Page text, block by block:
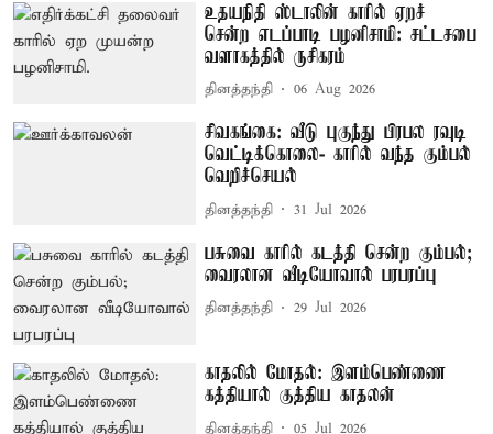
உதயநிதி ஸ்டாலின் காரில் ஏறச்
சென்ற எடப்பாடி பழனிசாமி: சட்டசபை
வளாகத்தில் ருசிகரம்
தினத்தந்தி 06 Aug 2026
சிவகங்கை: வீடு புகுந்து பிரபல ரவுடி
வெட்டிக்கொலை- காரில் வந்த கும்பல்
வெறிச்செயல்
தினத்தந்தி 31 Jul 2026
பசுவை காரில் கடத்தி சென்ற கும்பல்;
வைரலான வீடியோவால் பரபரப்பு
தினத்தந்தி 29 Jul 2026
காதலில் மோதல்: இளம்பெண்ணை
கத்தியால் குத்திய காதலன்
தினத்தந்தி 05 Jul 2026